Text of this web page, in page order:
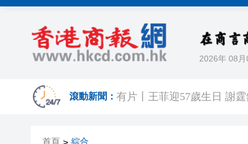
2026年 08月
滾動新聞： 有片丨王菲迎57歲生日 謝
首頁 綜合